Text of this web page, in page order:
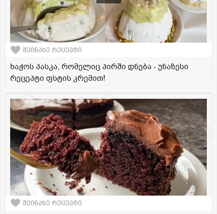
შეინახე რეცეპტი
ხაჭოს პასკა, რომელიც პირში დნება - უნაზესი
რეცეპტი ფსტის კრემით!
შეინახე რეცეპტი